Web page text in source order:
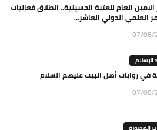
العام للعتبة الحسينية.. انطلاق فعاليات
العلمي الدولي العاشر...
07/08/
الإسلام
في روايات أهل البيت عليهم السلام
07/08/